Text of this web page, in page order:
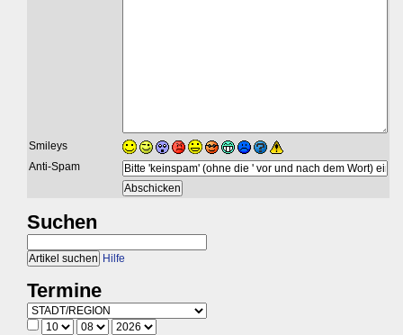
Smileys
Anti-Spam
Suchen
Hilfe
Termine